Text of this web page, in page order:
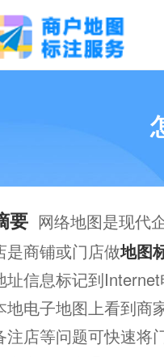
要 网络地图是现代
是商铺或门店做地图
址信息标记到
地电子地图上看到商
注店等问题可快速将